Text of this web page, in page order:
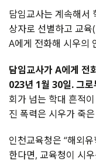
담임교사는 계속해서
상자로 선별하고 교
A에게 전화해 시우의
담임교사가 A에게 전
023년 1월 30일. 그
회가 넘는 학대 흔적
진 폭력은 시우가 죽
인천교육청은 “해외
한다면, 교육청이 시